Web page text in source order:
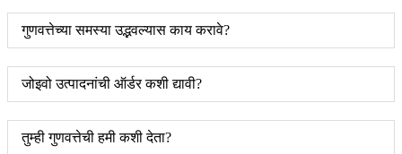
गुणवत्तेच्या समस्या उद्भवल्यास काय करावे?
जोइवो उत्पादनांची ऑर्डर कशी द्यावी?
तुम्ही गुणवत्तेची हमी कशी देता?